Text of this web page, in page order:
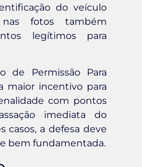
do veículo
fotos também
legítimos para
de Permissão Para
maior incentivo para
com pontos
imediata do
casos, a defesa deve
bem fundamentada.